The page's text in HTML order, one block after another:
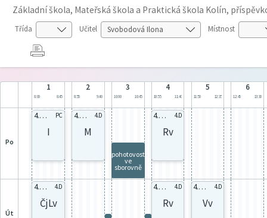
Základní škola, Mateřská škola a Praktická škola Kolín,
Třída Učitel Místnost
1
8:00 8:45
2
8:55 9:40
3
10:00 10:45
4
10:55 11:40
5
11:50 12:35
6
12:45 13:30
po
4.D celá PC
I
4.D celá 4.D
M
4.D celá 4.D
Rv
pohotovost
ve
sborovně
út
4.D celá 4.D
ČjLv
4.D celá 4.D
Rv
4.D celá 4.D
Vv